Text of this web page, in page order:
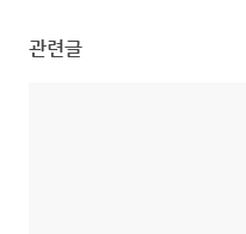
관련글